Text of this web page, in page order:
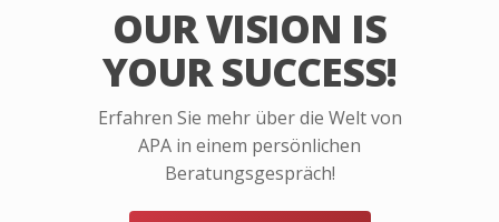
OUR VISION IS
YOUR SUCCESS!
Erfahren Sie mehr über die Welt von
APA in einem persönlichen
Beratungsgespräch!